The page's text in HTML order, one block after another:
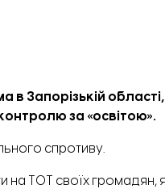
в Запорізькій
за «освітою».
спротиву.
на ТОТ своїх